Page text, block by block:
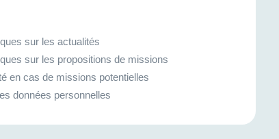
sur les actualités
sur les propositions de missions
en cas de missions potentielles
données personnelles